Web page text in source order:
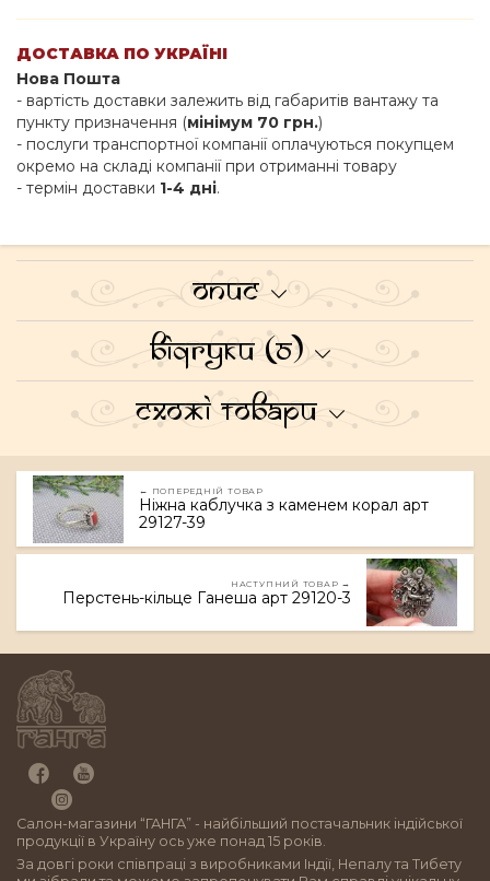
ДОСТАВКА ПО УКРАЇНІ
Нова Пошта
- вартість доставки залежить від габаритів вантажу та
пункту призначення (мінімум 70 грн.)
- послуги транспортної компанії оплачуються покупцем
окремо на складі компанії при отриманні товару
- термін доставки 1-4 дні.
Опис
Відгуки (0)
Схожі товари
← ПОПЕРЕДНІЙ ТОВАР
Ніжна каблучка з каменем корал арт
29127-39
НАСТУПНИЙ ТОВАР →
Перстень-кільце Ганеша арт 29120-3
Салон-магазини “ГАНГА” - найбільший постачальник індійської
продукції в Україну ось уже понад 15 років.
За довгі роки співпраці з виробниками Індії, Непалу та Тибету